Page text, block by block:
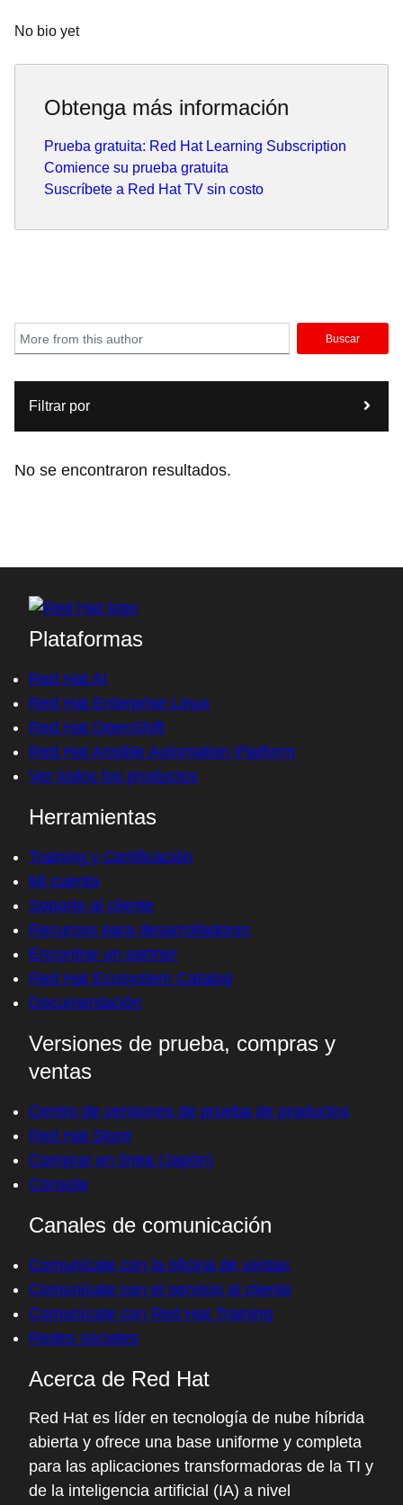
No bio yet
Obtenga más información
Prueba gratuita: Red Hat Learning Subscription
Comience su prueba gratuita
Suscríbete a Red Hat TV sin costo
Buscar
Filtrar por
No se encontraron resultados.
Plataformas
Red Hat AI
Red Hat Enterprise Linux
Red Hat OpenShift
Red Hat Ansible Automation Platform
Ver todos los productos
Herramientas
Training y Certificación
Mi cuenta
Soporte al cliente
Recursos para desarrolladores
Encontrar un partner
Red Hat Ecosystem Catalog
Documentación
Versiones de prueba, compras y
ventas
Centro de versiones de prueba de productos
Red Hat Store
Comprar en línea (Japón)
Console
Canales de comunicación
Comunícate con la oficina de ventas
Comunícate con el servicio al cliente
Comunícate con Red Hat Training
Redes sociales
Acerca de Red Hat
Red Hat es líder en tecnología de nube híbrida
abierta y ofrece una base uniforme y completa
para las aplicaciones transformadoras de la TI y
de la inteligencia artificial (IA) a nivel